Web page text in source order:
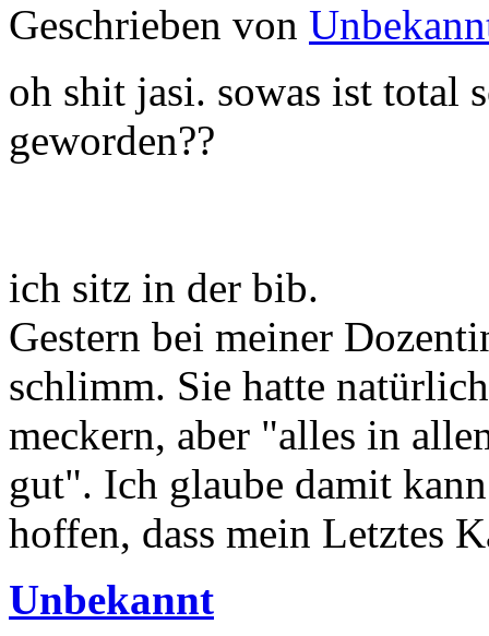
Geschrieben von
oh shit jasi. sowas ist total
geworden??
ich sitz in der bib.
Gestern bei meiner
schlimm. Sie hatte
meckern, aber "alles in
gut". Ich glaube damit
hoffen, dass mein Letztes
Unbekannt